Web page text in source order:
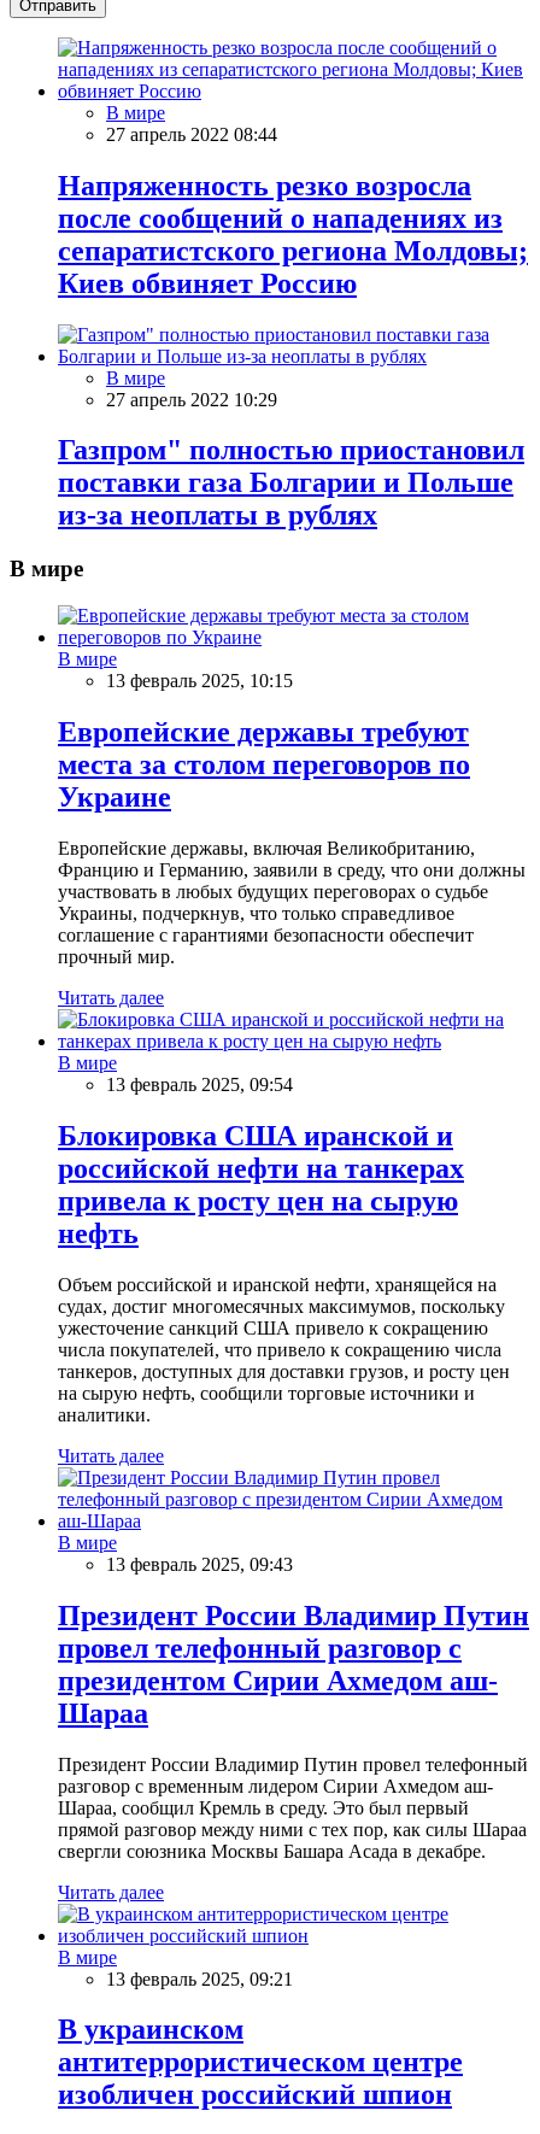
Отправить
В мире
27 апрель 2022 08:44
Напряженность резко возросла
после сообщений о нападениях из
сепаратистского региона Молдовы;
Киев обвиняет Россию
В мире
27 апрель 2022 10:29
Газпром" полностью приостановил
поставки газа Болгарии и Польше
из-за неоплаты в рублях
В мире
В мире
13 февраль 2025, 10:15
Европейские державы требуют
места за столом переговоров по
Украине
Европейские державы, включая Великобританию,
Францию и Германию, заявили в среду, что они должны
участвовать в любых будущих переговорах о судьбе
Украины, подчеркнув, что только справедливое
соглашение с гарантиями безопасности обеспечит
прочный мир.
Читать далее
В мире
13 февраль 2025, 09:54
Блокировка США иранской и
российской нефти на танкерах
привела к росту цен на сырую
нефть
Объем российской и иранской нефти, хранящейся на
судах, достиг многомесячных максимумов, поскольку
ужесточение санкций США привело к сокращению
числа покупателей, что привело к сокращению числа
танкеров, доступных для доставки грузов, и росту цен
на сырую нефть, сообщили торговые источники и
аналитики.
Читать далее
В мире
13 февраль 2025, 09:43
Президент России Владимир Путин
провел телефонный разговор с
президентом Сирии Ахмедом аш-
Шараа
Президент России Владимир Путин провел телефонный
разговор с временным лидером Сирии Ахмедом аш-
Шараа, сообщил Кремль в среду. Это был первый
прямой разговор между ними с тех пор, как силы Шараа
свергли союзника Москвы Башара Асада в декабре.
Читать далее
В мире
13 февраль 2025, 09:21
В украинском
антитеррористическом центре
изобличен российский шпион